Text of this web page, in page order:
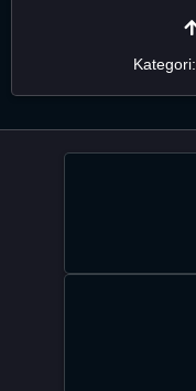
Kategori: